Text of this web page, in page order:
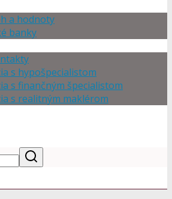
a hodnoty
banky
s hypošpecialistom
s finančným špecialistom
s realitným maklérom